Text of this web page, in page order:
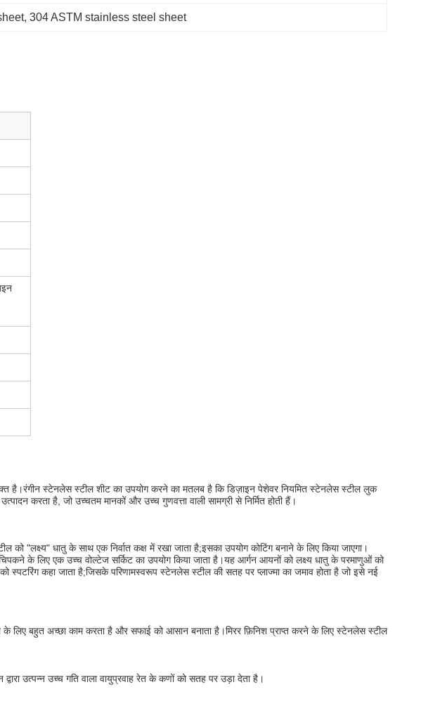
, 304 ASTM stainless steel sheet
है।रंगीन स्टेनलेस स्टील शीट का उपयोग करने का मतलब है कि डिज़ाइन पेशेवर नियमित स्टेनलेस स्टील लुक
करता है, जो उच्चतम मानकों और उच्च गुणवत्ता वाली सामग्री से निर्मित होती हैं।
"लक्ष्य" धातु के साथ एक निर्वात कक्ष में रखा जाता है;इसका उपयोग कोटिंग बनाने के लिए किया जाएगा।
के लिए एक उच्च वोल्टेज सर्किट का उपयोग किया जाता है।यह आर्गन आयनों को लक्ष्य धातु के परमाणुओं को
कहा जाता है;जिसके परिणामस्वरूप स्टेनलेस स्टील की सतह पर प्लाज्मा का जमाव होता है जो इसे नई
लिए बहुत अच्छा काम करता है और सफाई को आसान बनाता है।मिरर फ़िनिश प्राप्त करने के लिए स्टेनलेस स्टील
उत्पन्न उच्च गति वाला वायुप्रवाह रेत के कणों को सतह पर उड़ा देता है।